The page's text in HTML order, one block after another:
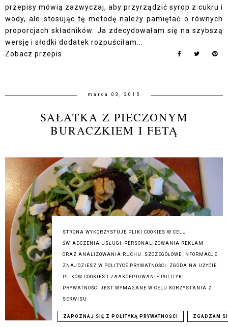
przepisy mówią zazwyczaj, aby przyrządzić syrop z cukru i
wody, ale stosując tę metodę należy pamiętać o równych
proporcjach składników. Ja zdecydowałam się na szybszą
wersję i słodki dodatek rozpuściłam...
Zobacz przepis
marca 03, 2015
SAŁATKA Z PIECZONYM
BURACZKIEM I FETĄ
STRONA WYKORZYSTUJE PLIKI COOKIES W CELU
ŚWIADCZENIA USŁUGI, PERSONALIZOWANIA REKLAM
ORAZ ANALIZOWANIA RUCHU. SZCZEGÓŁOWE INFORMACJE
ZNAJDZIESZ W POLITYCE PRYWATNOŚCI. ZGODA NA UŻYCIE
PLIKÓW COOKIES I ZAAKCEPTOWANIE POLITYKI
PRYWATNOŚCI JEST WYMAGANE W CELU KORZYSTANIA Z
SERWISU
ZAPOZNAJ SIĘ Z POLITYKĄ PRYWATNOŚCI ZGADZAM